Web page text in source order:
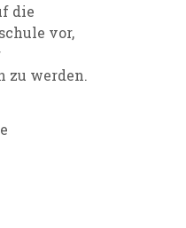
die
vor,
zu werden.